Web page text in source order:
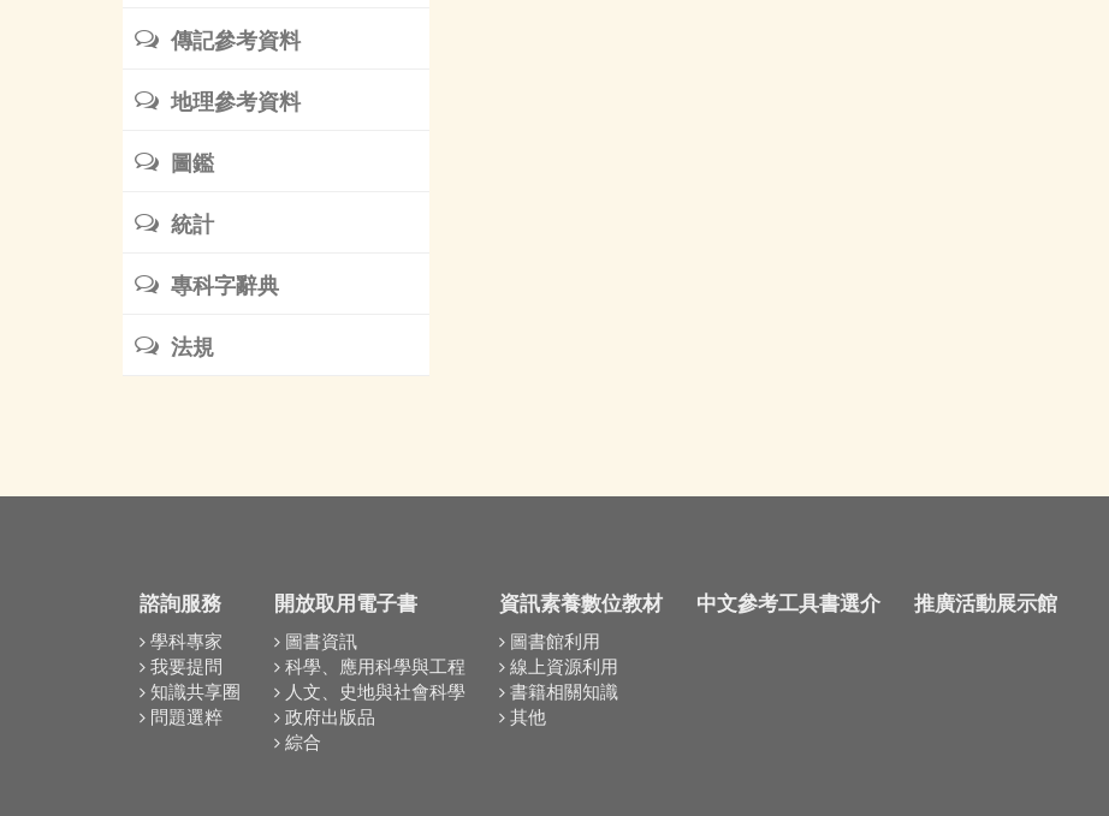
傳記參考資料
地理參考資料
圖鑑
統計
專科字辭典
法規
諮詢服務
學科專家
我要提問
知識共享圈
問題選粹
開放取用電子書
圖書資訊
科學、應用科學與工程
人文、史地與社會科學
政府出版品
綜合
資訊素養數位教材
圖書館利用
線上資源利用
書籍相關知識
其他
中文參考工具書選介 推廣活動展示館